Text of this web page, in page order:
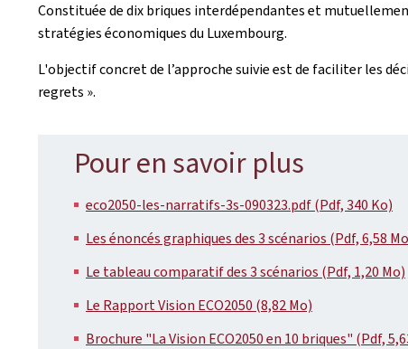
Constituée de dix briques interdépendantes et
stratégies économiques du Luxembourg.
L'objectif concret de l’approche suivie est de faciliter les
regrets ».
Pour en savoir plus
eco2050-les-narratifs-3s-090323.pdf (Pdf, 340 Ko)
Les énoncés graphiques des 3 scénarios (Pdf, 6,58
Le tableau comparatif des 3 scénarios (Pdf, 1,20 Mo)
Le Rapport Vision ECO2050 (8,82 Mo)
Brochure "La Vision ECO2050 en 10 briques" (Pdf,